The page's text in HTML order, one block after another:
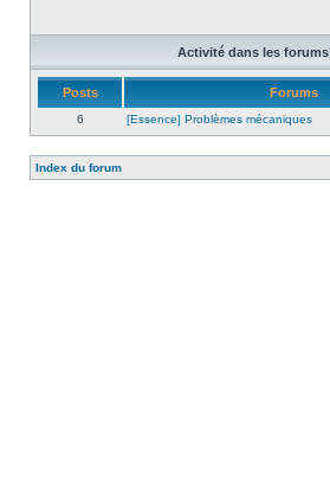
Activité dans les forums
Posts Forums
6 [Essence] Problèmes mécaniques
Index du forum